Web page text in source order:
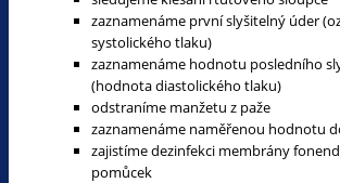
zaznamenáme první slyšitelný úder
systolického tlaku)
zaznamenáme hodnotu posledního
(hodnota diastolického tlaku)
odstraníme manžetu z paže
zaznamenáme naměřenou hodnotu
zajistíme dezinfekci membrány
pomůcek